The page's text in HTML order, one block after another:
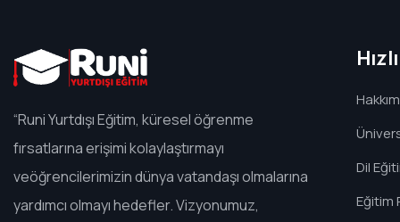
“Runi Yurtdışı Eğitim, küresel öğrenme
fırsatlarına erişimi kolaylaştırmayı
veöğrencilerimizin dünya vatandaşı olmalarına
yardımcı olmayı hedefler. Vizyonumuz,
Dil
Eğitim